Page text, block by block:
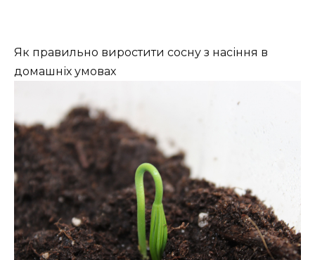
Як правильно виростити сосну з насіння в
домашніх умовах